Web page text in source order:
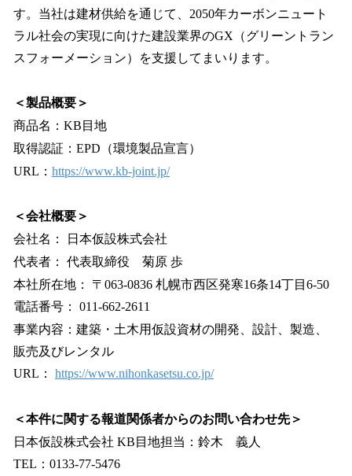
す。当社は建材供給を通じて、2050年カーボンニュート
ラル社会の実現に向けた建設業界のGX（グリーントラン
スフォーメーション）を支援してまいります。
＜製品概要＞
商品名：KB目地
取得認証：EPD（環境製品宣言）
URL： https://www.kb-joint.jp/
＜会社概要＞
会社名： 日本仮設株式会社
代表者： 代表取締役 菊原 歩
本社所在地： 〒063-0836 札幌市西区発寒16条14丁目6-50
電話番号： 011-662-2611
事業内容：建築・土木用仮設資材の開発、設計、製造、
販売及びレンタル
URL： https://www.nihonkasetsu.co.jp/
＜本件に関する報道関係者からのお問い合わせ先＞
日本仮設株式会社 KB目地担当：鈴木 義人
TEL：0133-77-5476